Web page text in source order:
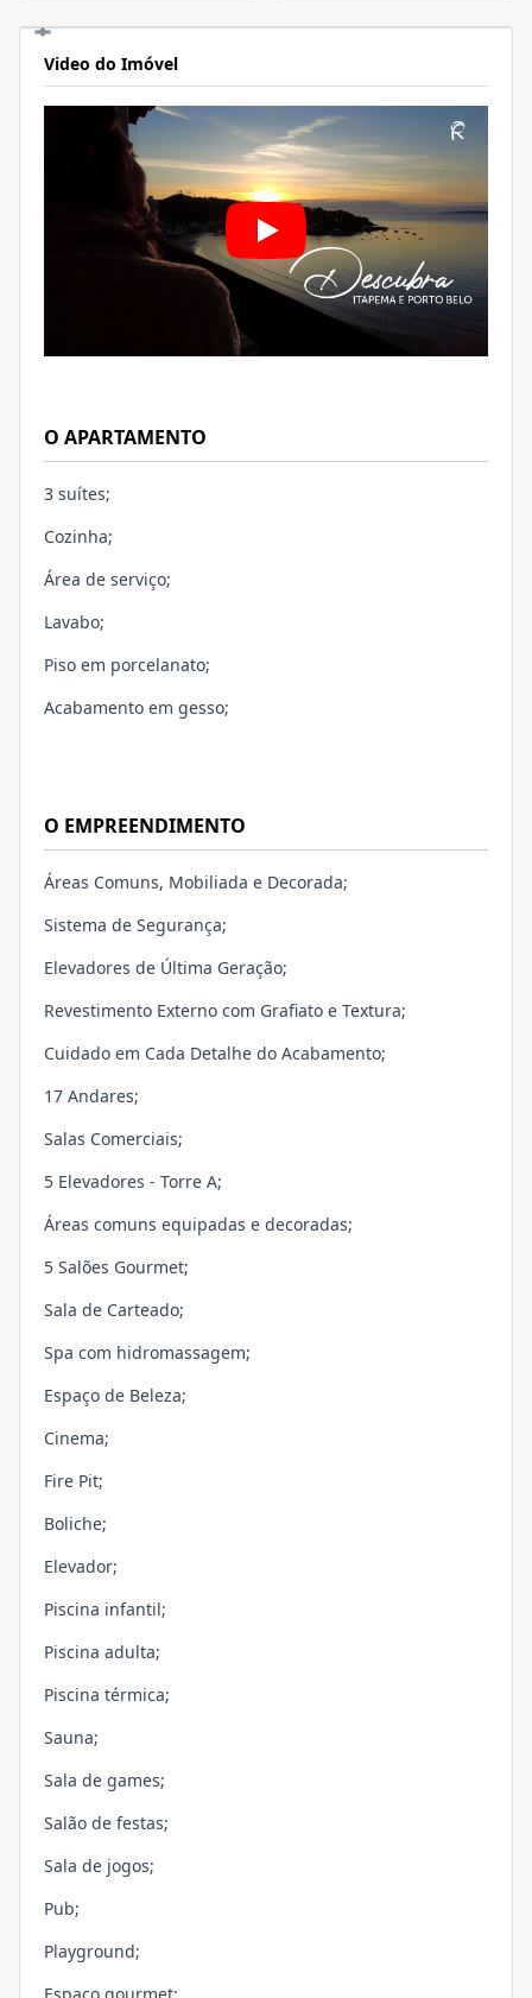
Video do Imóvel
O APARTAMENTO
3 suítes;
Cozinha;
Área de serviço;
Lavabo;
Piso em porcelanato;
Acabamento em gesso;
O EMPREENDIMENTO
Áreas Comuns, Mobiliada e Decorada;
Sistema de Segurança;
Elevadores de Última Geração;
Revestimento Externo com Grafiato e Textura;
Cuidado em Cada Detalhe do Acabamento;
17 Andares;
Salas Comerciais;
5 Elevadores - Torre A;
Áreas comuns equipadas e decoradas;
5 Salões Gourmet;
Sala de Carteado;
Spa com hidromassagem;
Espaço de Beleza;
Cinema;
Fire Pit;
Boliche;
Elevador;
Piscina infantil;
Piscina adulta;
Piscina térmica;
Sauna;
Sala de games;
Salão de festas;
Sala de jogos;
Pub;
Playground;
Espaço gourmet;